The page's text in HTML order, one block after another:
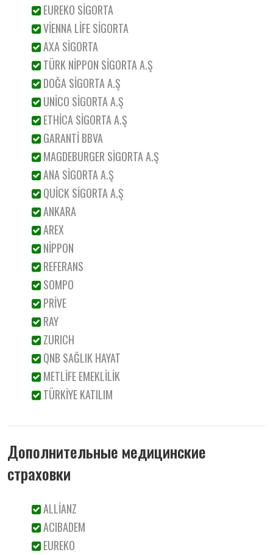
EUREKO SİGORTA
VİENNA LİFE SİGORTA
AXA SİGORTA
TÜRK NİPPON SİGORTA A.Ş
DOĞA SİGORTA A.Ş
UNİCO SİGORTA A.Ş
ETHİCA SİGORTA A.Ş
GARANTİ BBVA
MAGDEBURGER SİGORTA A.Ş
ANA SİGORTA A.Ş
QUİCK SİGORTA A.Ş
ANKARA
AREX
NİPPON
REFERANS
SOMPO
PRİVE
RAY
ZURICH
QNB SAĞLIK HAYAT
METLİFE EMEKLİLİK
TÜRKİYE KATILIM
Дополнительные медицинские
страховки
ALLİANZ
ACIBADEM
EUREKO